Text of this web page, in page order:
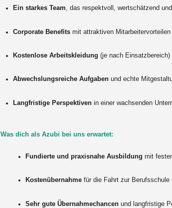
Ein starkes Team, das respektvoll, wertschätzend
Corporate Benefits mit attraktiven Mitarbeitervorteilen
Kostenlose Arbeitskleidung (je nach Einsatzbereich)
Abwechslungsreiche Aufgaben und echte
Langfristige Perspektiven in einer wachsenden
Was dich als Azubi bei uns erwartet:
Fundierte und praxisnahe Ausbildung mit
Kostenübernahme für die Fahrt zur Berufsschule
Sehr gute Übernahmechancen und langfristige